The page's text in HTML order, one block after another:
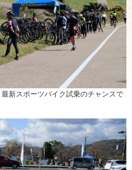
新スポーツバイク試乗のチャンスで